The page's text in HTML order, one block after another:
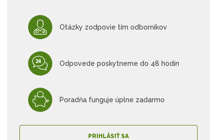
Otázky zodpovie tím odborníkov
Odpovede poskytneme do 48 hodín
Poradňa funguje úplne zadarmo
PRIHLÁSIŤ SA